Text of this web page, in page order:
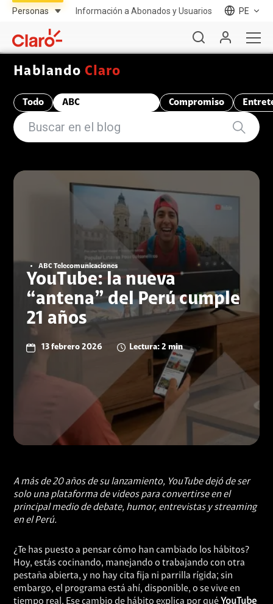
Información a Abonados y Usuarios PE
Hablando Claro
Todo
ABC
Compromiso
ABC Telecomunicaciones
YouTube: la nueva
“antena” del Perú cumple
21 años
13 febrero 2026 Lectura: 2 min
A más de 20 años de su lanzamiento, YouTube dejó de ser
solo una plataforma de videos para convertirse en el
principal medio de debate, humor, entrevistas y streaming
en el Perú.
¿Te has puesto a pensar cómo han cambiado los hábitos?
Hoy, estás cocinando, manejando o trabajando con otra
pestaña abierta, y no hay cita fija ni parrilla rígida; sin
embargo, el programa está ahí, disponible, o se vive en
tiempo real. Ese cambio de hábito explica por qué YouTube